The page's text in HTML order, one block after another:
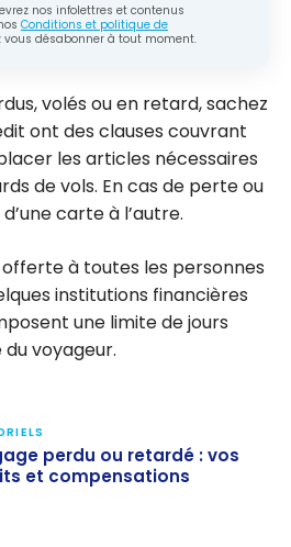
nos infolettres et contenus
Conditions et politique de
vous désabonner à tout moment.
volés ou en retard, sachez
ont des clauses couvrant
les articles nécessaires
de vols. En cas de perte ou
carte à l’autre.
à toutes les personnes
institutions financières
une limite de jours
du voyageur.
perdu ou retardé : vos
et compensations